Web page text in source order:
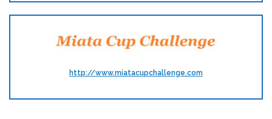
http://www.miatacupchallenge.com